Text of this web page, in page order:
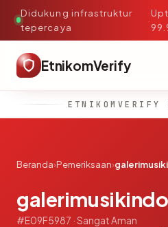
Didukung infrastruktur
tepercaya
·
EtnikomVerify
Beranda›Pemeriksaan›
#E09F5987 · Sangat Aman